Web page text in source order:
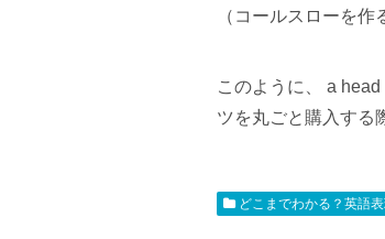
（コールスローを作
このように、 a
ツを丸ごと購入する
どこまでわかる？英語